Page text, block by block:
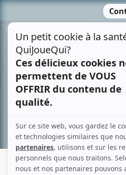
contenu
FRÉDÉRIQUE COLLIN